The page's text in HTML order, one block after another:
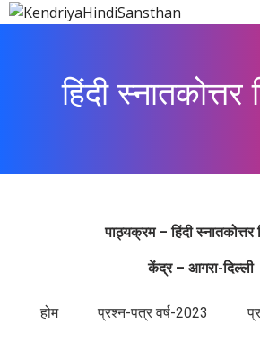
हिंदी स्नातकोत्तर
पाठ्यक्रम – हिंदी स्नातकोत्तर
केंद्र – आगरा-दिल्ली
होम प्रश्न-पत्र वर्ष-2023